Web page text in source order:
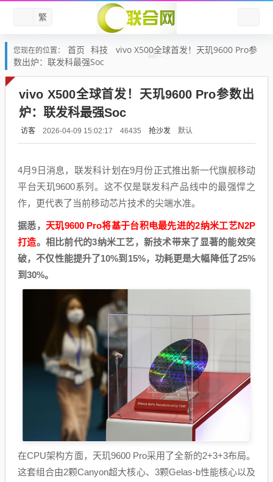
繁
您现在的位置： 首页 科技
vivo X500全球首发！天玑9600 Pro参
数出炉：联发科最强Soc
vivo X500全球首发！天玑9600 Pro参数出
炉：联发科最强Soc
访客 2026-04-09 15:02:17 46435 抢沙发 默认
4月9日消息，联发科计划在9月份正式推出新一代旗舰移动
平台天玑9600系列。这不仅是联发科产品线中的最强悍之
作，更代表了当前移动芯片技术的尖端水准。
据悉， 天玑9600 Pro将基于台积电最先进的2纳米工艺N2P
打造。相比前代的3纳米工艺，新技术带来了显著的能效突
破，不仅性能提升了10%到15%，功耗更是大幅降低了25%
到30%。
在CPU架构方面，天玑9600 Pro采用了全新的2+3+3布局。
这套组合由2颗Canyon超大核心、3颗Gelas-b性能核心以及